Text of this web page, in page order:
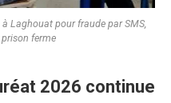
Laghouat pour fraude par SMS,
ferme
2026 continue